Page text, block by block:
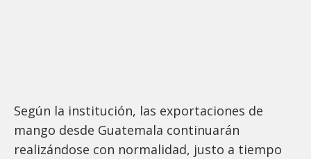
Según la institución, las exportaciones de
mango desde Guatemala continuarán
realizándose con normalidad, justo a tiempo